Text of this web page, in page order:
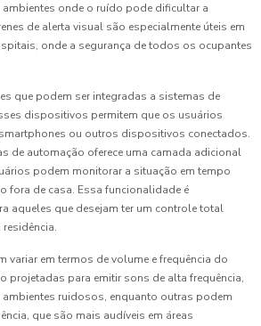
ambientes onde o ruído pode dificultar a
de alerta visual são especialmente úteis em
onde a segurança de todos os ocupantes
que podem ser integradas a sistemas de
dispositivos permitem que os usuários
ou outros dispositivos conectados.
de automação oferece uma camada adicional
podem monitorar a situação em tempo
fora de casa. Essa funcionalidade é
aqueles que desejam ter um controle total
variar em termos de volume e frequência do
projetadas para emitir sons de alta frequência,
ambientes ruidosos, enquanto outras podem
que são mais audíveis em áreas